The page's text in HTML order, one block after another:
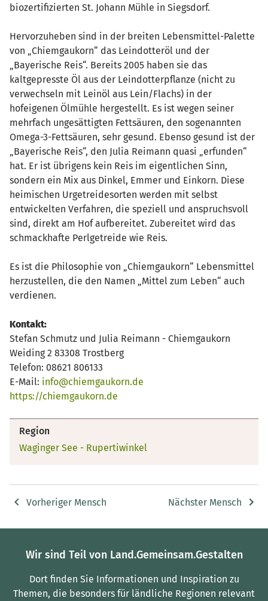
biozertifizierten St. Johann Mühle in Siegsdorf.
Hervorzuheben sind in der breiten Lebensmittel-Palette
von „Chiemgaukorn“ das Leindotteröl und der
„Bayerische Reis“. Bereits 2005 haben sie das
kaltgepresste Öl aus der Leindotterpflanze (nicht zu
verwechseln mit Leinöl aus Lein/Flachs) in der
hofeigenen Ölmühle hergestellt. Es ist wegen seiner
mehrfach ungesättigten Fettsäuren, den sogenannten
Omega-3-Fettsäuren, sehr gesund. Ebenso gesund ist der
„Bayerische Reis“, den Julia Reimann quasi „erfunden“
hat. Er ist übrigens kein Reis im eigentlichen Sinn,
sondern ein Mix aus Dinkel, Emmer und Einkorn. Diese
heimischen Urgetreidesorten werden mit selbst
entwickelten Verfahren, die speziell und anspruchsvoll
sind, direkt am Hof aufbereitet. Zubereitet wird das
schmackhafte Perlgetreide wie Reis.
Es ist die Philosophie von „Chiemgaukorn“ Lebensmittel
herzustellen, die den Namen „Mittel zum Leben“ auch
verdienen.
Kontakt:
Stefan Schmutz und Julia Reimann - Chiemgaukorn
Weiding 2 83308 Trostberg
Telefon: 08621 806133
E-Mail: info@chiemgaukorn.de
https://chiemgaukorn.de
Region
Waginger See - Rupertiwinkel
Vorheriger Mensch Nächster Mensch
Wir sind Teil von Land.Gemeinsam.Gestalten
Dort finden Sie Informationen und Inspiration zu
Themen, die besonders für ländliche Regionen relevant